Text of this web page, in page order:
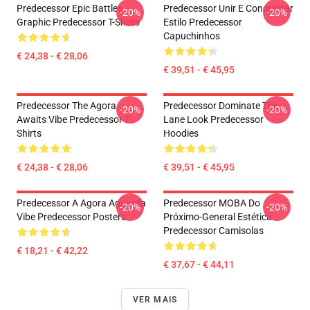
Predecessor Epic Battles
Graphic Predecessor T-Shirts
€ 24,38 - € 28,06
-20%
Predecessor Unir E Conquistar
Estilo Predecessor
Capuchinhos
€ 39,51 - € 45,95
-20%
Predecessor The Agora
Awaits Vibe Predecessor T-
Shirts
€ 24,38 - € 28,06
-20%
Predecessor Dominate The
Lane Look Predecessor
Hoodies
€ 39,51 - € 45,95
-20%
Predecessor A Agora Aguarda
Vibe Predecessor Posters
€ 18,21 - € 42,22
-20%
Predecessor MOBA Do
Próximo-General Estética
Predecessor Camisolas
€ 37,67 - € 44,11
-20%
VER MAIS